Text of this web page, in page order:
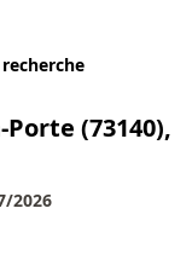
(73140),
2026